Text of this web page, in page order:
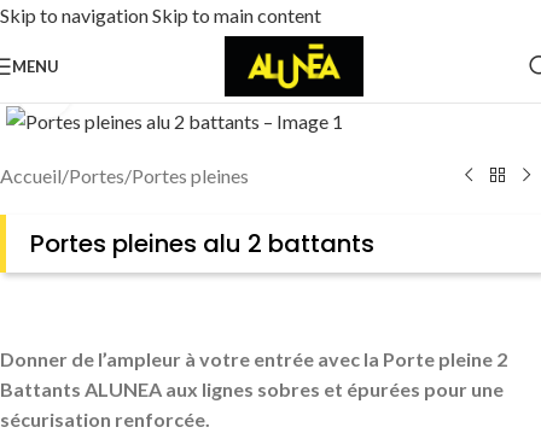
Skip to navigationSkip to main content
MENU
Accueil/Portes/Portes pleines
Portes pleines alu 2 battants
Donner de l’ampleur à votre entrée avec la Porte pleine 2
Battants ALUNEA aux lignes sobres et épurées pour une
sécurisation renforcée.